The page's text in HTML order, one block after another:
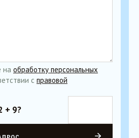
на обработку персональных
с правовой
+ 9?